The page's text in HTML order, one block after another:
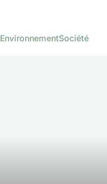
EnvironnementSociété